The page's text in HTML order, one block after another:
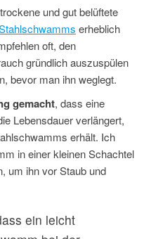
und gut belüftete
erheblich
oft, den
gründlich auszuspülen
bevor man ihn weglegt.
gemacht, dass eine
Lebensdauer verlängert,
erhält. Ich
in einer kleinen Schachtel
um ihn vor Staub und
ein leicht